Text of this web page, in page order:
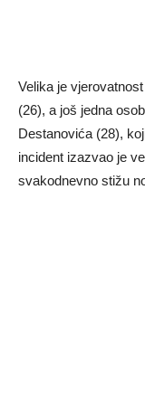
Velika je
(26), a još jedna
Destanovića (28),
incident izazvao je
svakodnevno stižu